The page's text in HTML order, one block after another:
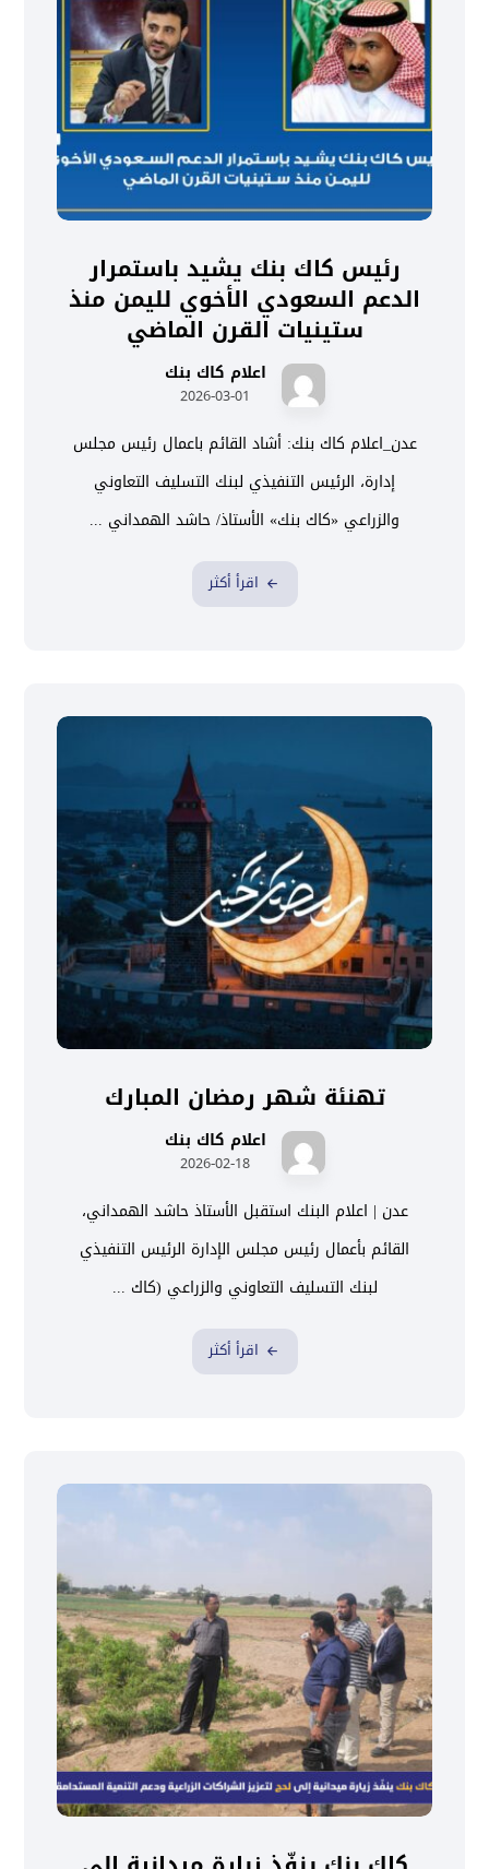
رئيس كاك بنك يشيد باستمرار
الدعم السعودي الأخوي لليمن منذ
ستينيات القرن الماضي
اعلام كاك بنك
2026-03-01
عدن_اعلام كاك بنك: أشاد القائم باعمال رئيس مجلس
إدارة، الرئيس التنفيذي لبنك التسليف التعاوني
والزراعي «كاك بنك» الأستاذ/ حاشد الهمداني ...
اقرأ أكثر
تهنئة شهر رمضان المبارك
اعلام كاك بنك
2026-02-18
عدن | اعلام البنك استقبل الأستاذ حاشد الهمداني،
القائم بأعمال رئيس مجلس الإدارة الرئيس التنفيذي
لبنك التسليف التعاوني والزراعي (كاك ...
اقرأ أكثر